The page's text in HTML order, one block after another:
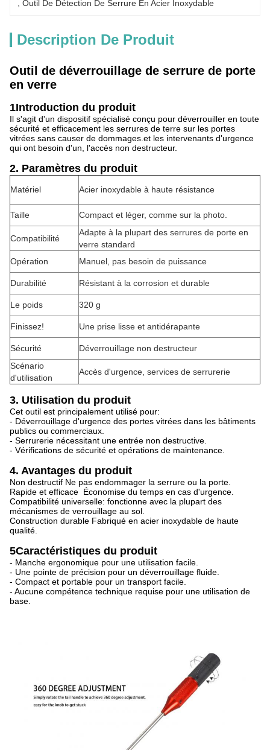
Outil De Détection De Serrure En Acier Inoxydable
Description De Produit
Outil de déverrouillage de serrure de porte
en verre
1Introduction du produit
Il s'agit d'un dispositif spécialisé conçu pour déverrouiller en toute
sécurité et efficacement les serrures de terre sur les portes
vitrées sans causer de dommages.et les intervenants d'urgence
qui ont besoin d'un, l'accès non destructeur.
2. Paramètres du produit
Matériel Acier inoxydable à haute résistance
Taille Compact et léger, comme sur la photo.
Compatibilité
Adapte à la plupart des serrures de porte en
verre standard
Opération
Manuel, pas besoin de puissance
Durabilité Résistant à la corrosion et durable
Le poids 320 g
Finissez! Une prise lisse et antidérapante
Sécurité
Déverrouillage non destructeur
Scénario
d'utilisation
Accès d'urgence, services de serrurerie
3. Utilisation du produit
Cet outil est principalement utilisé pour:
- Déverrouillage d'urgence des portes vitrées dans les bâtiments
publics ou commerciaux.
- Serrurerie nécessitant une entrée non destructive.
- Vérifications de sécurité et opérations de maintenance.
4. Avantages du produit
Non destructif Ne pas endommager la serrure ou la porte.
Rapide et efficace ️ Économise du temps en cas d'urgence.
Compatibilité universelle: fonctionne avec la plupart des
mécanismes de verrouillage au sol.
Construction durable Fabriqué en acier inoxydable de haute
qualité.
5Caractéristiques du produit
- Manche ergonomique pour une utilisation facile.
- Une pointe de précision pour un déverrouillage fluide.
- Compact et portable pour un transport facile.
- Aucune compétence technique requise pour une utilisation de
base.